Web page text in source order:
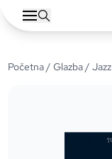
Početna/Glazba/Jazz